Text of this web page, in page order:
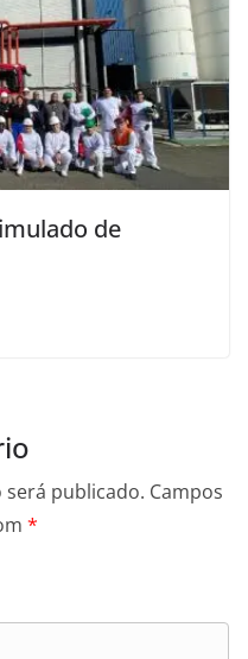
de
será publicado. Campos
*